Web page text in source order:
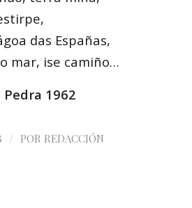
das Españas,
mar, ise camiño…
1962
/ POR REDACCIÓN